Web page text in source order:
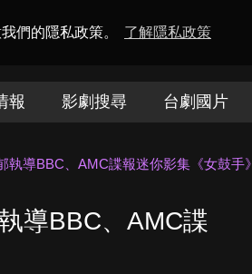
們的隱私政策。 了解隱私政策
報 影劇搜尋 台劇國片
執導BBC、AMC諜報迷你影集《女鼓手》
導BBC、AMC諜